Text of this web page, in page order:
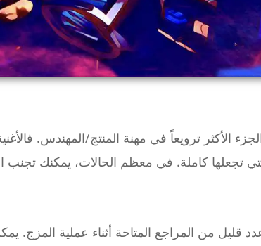
الأكثر ترويعاً في مهنة المنتج/المهندس.
قليل من المراجع المتاحة أثناء عملية